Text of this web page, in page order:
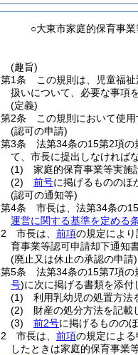
○大東市家庭的保育事
(趣旨)
第1条
この規則は、児童福祉
扱いについて、必要な事項
(定義)
第2条
この規則において使
(認可の申請)
第3条
法第34条の15第2項の
て、市長に提出しなければ
(1)
家庭的保育事業等実施
(2)
前号に掲げるもののほ
(認可の通知等)
第4条
市長は、法第34条の
運営に関する基準を定める
2
市長は、 前項の規定によ
育事業等認可申請却下通知
(廃止又は休止の承認の申請)
第5条
法第34条の15第7項の
号)に次に掲げる書類を添付
(1)
利用乳幼児の処置方法
(2)
財産の処分方法を記載
(3)
前2号に掲げるものの
2
市長は、 前項の規定によ
したときは家庭的保育事業